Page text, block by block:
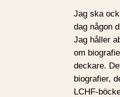
Jag ska
dag någon
Jag håller
om
deckare.
biografier,
LCHF-